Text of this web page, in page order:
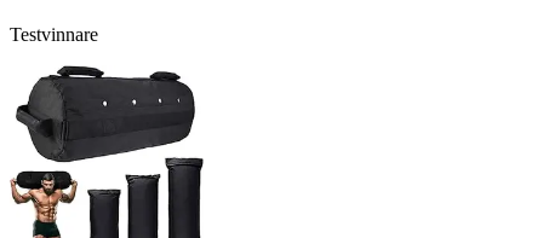
Testvinnare